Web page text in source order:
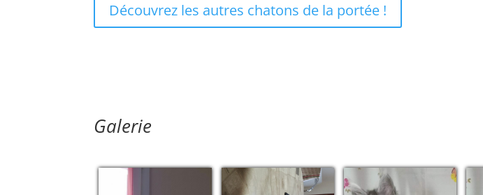
Découvrez les autres chatons de la portée !
Galerie